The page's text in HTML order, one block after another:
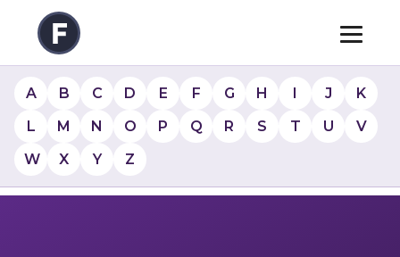
A B C D E F G H I J
K
L
M N O P Q R S T U
V
W
X Y Z